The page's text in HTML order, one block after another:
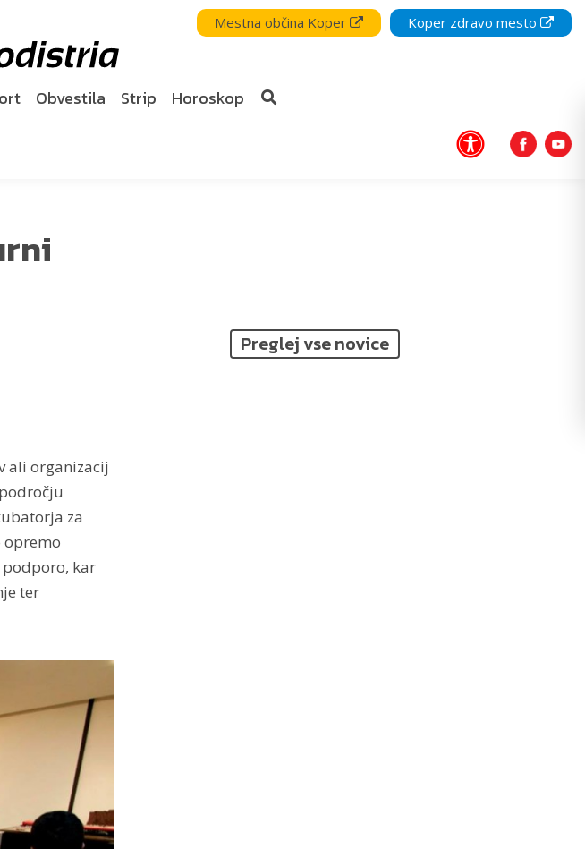
Mestna občina Koper Koper zdravo mesto
Obvestila Strip Horoskop
Preglej vse novice
ali organizacij
za
kar
ter